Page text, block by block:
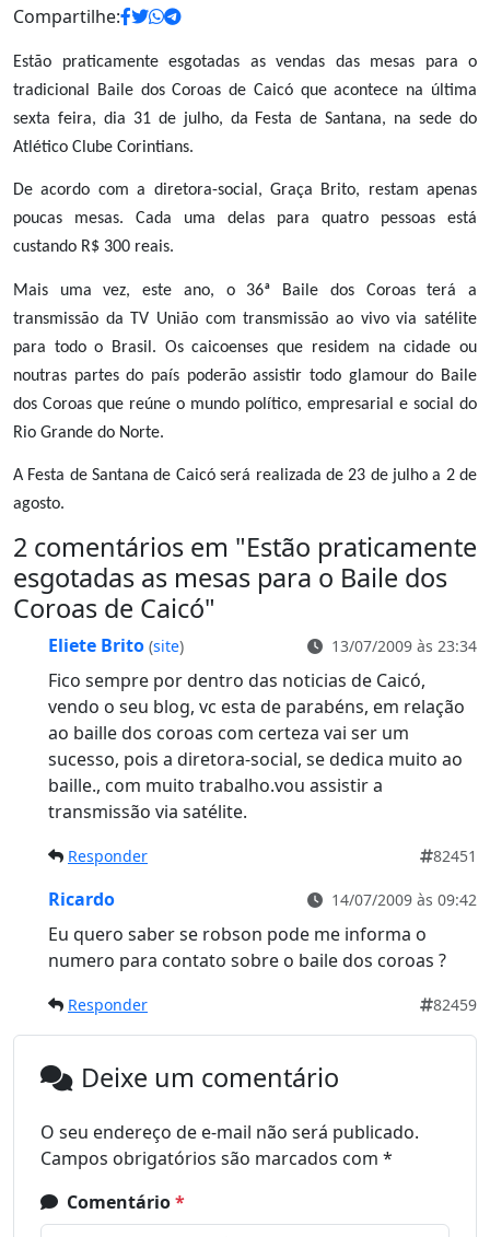
Compartilhe:
Estão praticamente esgotadas as vendas das mesas para o
tradicional Baile dos Coroas de Caicó que acontece na última
sexta feira, dia 31 de julho, da Festa de Santana, na sede do
Atlético Clube Corintians.
De acordo com a diretora-social, Graça Brito, restam apenas
poucas mesas. Cada uma delas para quatro pessoas está
custando R$ 300 reais.
Mais uma vez, este ano, o 36ª Baile dos Coroas terá a
transmissão da TV União com transmissão ao vivo via satélite
para todo o Brasil. Os caicoenses que residem na cidade ou
noutras partes do país poderão assistir todo glamour do Baile
dos Coroas que reúne o mundo político, empresarial e social do
Rio Grande do Norte.
A Festa de Santana de Caicó será realizada de 23 de julho a 2 de
agosto.
2 comentários em "Estão praticamente
esgotadas as mesas para o Baile dos
Coroas de Caicó"
Eliete Brito (site) 13/07/2009 às 23:34
Fico sempre por dentro das noticias de Caicó,
vendo o seu blog, vc esta de parabéns, em relação
ao baille dos coroas com certeza vai ser um
sucesso, pois a diretora-social, se dedica muito ao
baille., com muito trabalho.vou assistir a
transmissão via satélite.
Responder 82451
Ricardo 14/07/2009 às 09:42
Eu quero saber se robson pode me informa o
numero para contato sobre o baile dos coroas ?
Responder 82459
Deixe um comentário
O seu endereço de e-mail não será publicado.
Campos obrigatórios são marcados com *
Comentário*